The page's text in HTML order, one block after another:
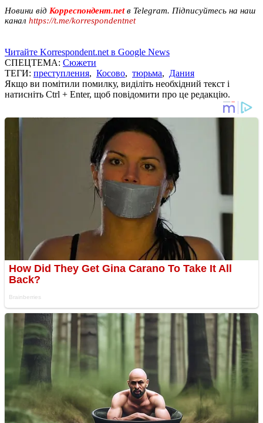
Новини від Корреспондент.netв Telegram. Підписуйтесь на наш
канал https://t.me/korrespondentnet
Читайте Korrespondent.net в Google News
СПЕЦТЕМА: Сюжети
ТЕГИ: преступления, Косово, тюрьма, Дания
Якщо ви помітили помилку, виділіть необхідний текст і
натисніть Ctrl + Enter, щоб повідомити про це редакцію.